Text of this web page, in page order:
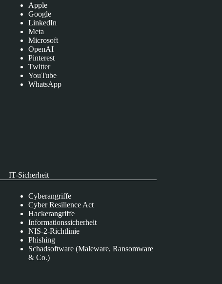
Apple
Google
LinkedIn
Meta
Microsoft
OpenAI
Pinterest
Twitter
YouTube
WhatsApp
IT-Sicherheit
Cyberangriffe
Cyber Resilience Act
Hackerangriffe
Informationssicherheit
NIS-2-Richtlinie
Phishing
Schadsoftware (Maleware, Ransomware
& Co.)